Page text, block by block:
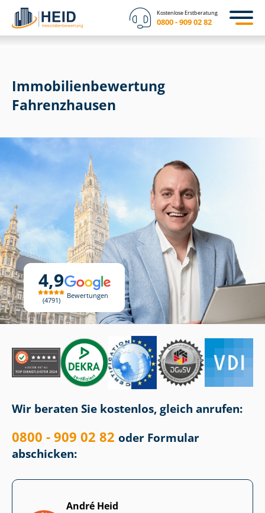
Kostenlose Erstberatung
0800 - 909 02 82
4,9
4791
Bewertungen
Immobilien­bewertung
Fahrenzhausen
Wir beraten Sie kostenlos, gleich anrufen:
0800 - 909 02 82 oder Formular
abschicken:
André Heid